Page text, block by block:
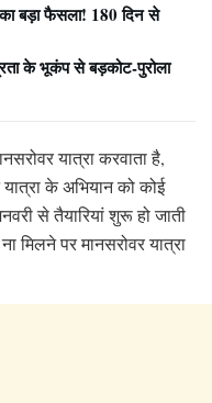
बड़ा फैसला! 180 दिन से
के भूकंप से बड़कोट-पुरोला
यात्रा करवाता है,
के अभियान को कोई
से तैयारियां शुरू हो जाती
पर मानसरोवर यात्रा